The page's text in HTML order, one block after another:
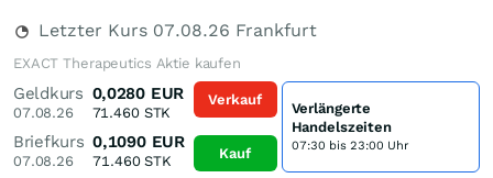
Letzter Kurs 07.08.26 Frankfurt
EXACT Therapeutics Aktie kaufen
Geldkurs
07.08.26
0,0280 EUR
71.460STK
Briefkurs
07.08.26
0,1090 EUR
71.460STK
Verkauf
Kauf
Verlängerte
Handelszeiten
07:30 bis 23:00 Uhr